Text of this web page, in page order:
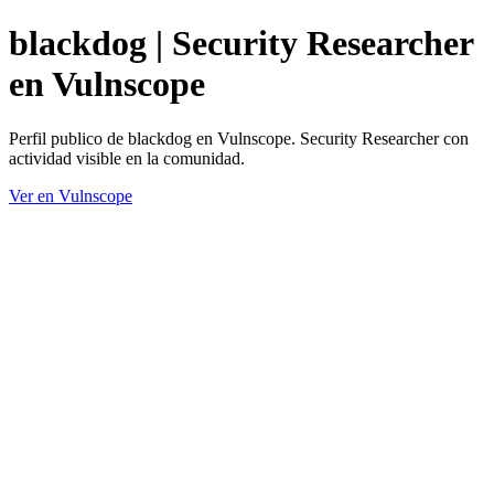
blackdog | Security Researcher
en Vulnscope
Perfil publico de blackdog en Vulnscope. Security Researcher con
actividad visible en la comunidad.
Ver en Vulnscope